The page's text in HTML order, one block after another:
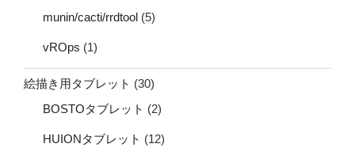
munin/cacti/rrdtool (5)
vROps (1)
絵描き用タブレット (30)
BOSTOタブレット (2)
HUIONタブレット (12)